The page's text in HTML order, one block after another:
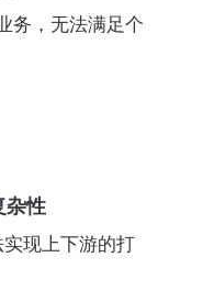
务，无法满足个
杂性
现上下游的打